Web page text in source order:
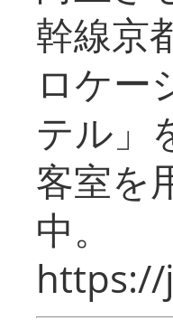
幹線京
ロケー
テル」
客室を
中。